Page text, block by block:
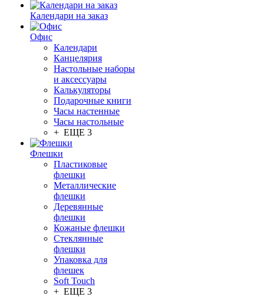
Календари на заказ
Офис
Календари
Канцелярия
Настольные наборы
и аксессуары
Калькуляторы
Подарочные книги
Часы настенные
Часы настольные
+ ЕЩЕ 3
Флешки
Пластиковые
флешки
Металлические
флешки
Деревянные
флешки
Кожаные флешки
Стеклянные
флешки
Упаковка для
флешек
Soft Touch
+ ЕЩЕ 3